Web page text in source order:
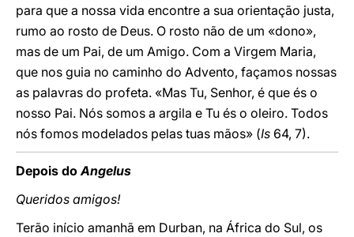
para que a nossa vida encontre a sua orientação justa,
rumo ao rosto de Deus. O rosto não de um «dono»,
mas de um Pai, de um Amigo. Com a Virgem Maria,
que nos guia no caminho do Advento, façamos nossas
as palavras do profeta. «Mas Tu, Senhor, é que és o
nosso Pai. Nós somos a argila e Tu és o oleiro. Todos
nós fomos modelados pelas tuas mãos» (Is 64, 7).
Depois doAngelus
Queridos amigos!
Terão início amanhã em Durban, na África do Sul, os